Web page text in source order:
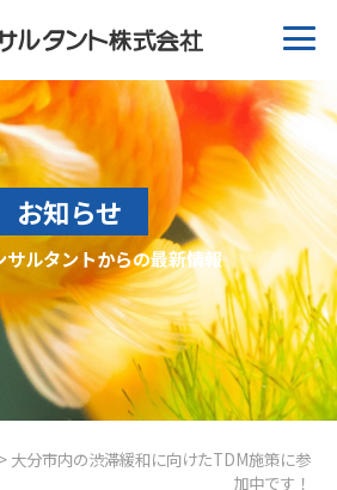
お知らせ
サルタントからの最新情報
⼤分市内の渋滞緩和に向けたTDM施策に参
加中です！